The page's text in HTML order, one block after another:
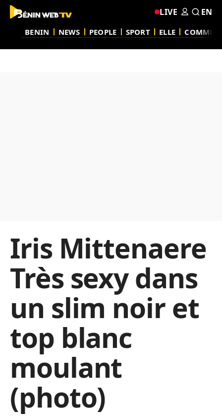
BENIN NEWS PEOPLE SPORT ELLE
LIVE EN
Iris Mittenaere
Très sexy dans
un slim noir et
top blanc
moulant
(photo)